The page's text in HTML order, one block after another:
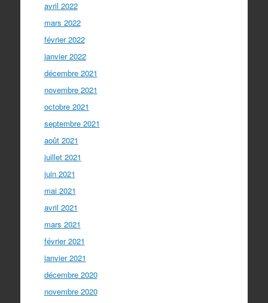
avril 2022
mars 2022
février 2022
janvier 2022
décembre 2021
novembre 2021
octobre 2021
septembre 2021
août 2021
juillet 2021
juin 2021
mai 2021
avril 2021
mars 2021
février 2021
janvier 2021
décembre 2020
novembre 2020